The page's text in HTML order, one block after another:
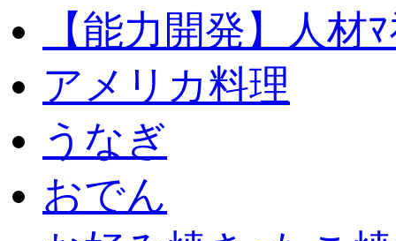
【能力開発】人材
アメリカ料理
うなぎ
おでん